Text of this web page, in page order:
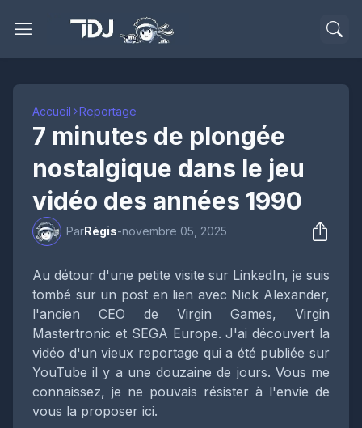
Accueil Reportage
7 minutes de plongée
nostalgique dans le jeu
vidéo des années 1990
ParRégis-novembre 05, 2025
Au détour d'une petite visite sur LinkedIn, je suis
tombé sur un post en lien avec Nick Alexander,
l'ancien CEO de Virgin Games, Virgin
Mastertronic et SEGA Europe. J'ai découvert la
vidéo d'un vieux reportage qui a été publiée sur
YouTube il y a une douzaine de jours. Vous me
connaissez, je ne pouvais résister à l'envie de
vous la proposer ici.